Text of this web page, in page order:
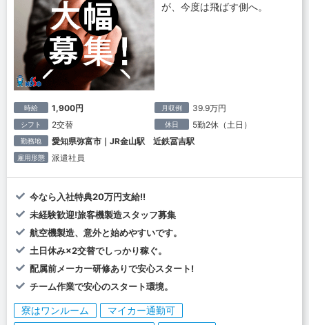
が、今度は飛ばす側へ。
時給 1,900円 月収例 39.9万円
シフト 2交替 休日 5勤2休（土日）
勤務地 愛知県弥富市｜JR金山駅 近鉄冨吉駅
雇用形態 派遣社員
今なら入社特典20万円支給!!
未経験歓迎!旅客機製造スタッフ募集
航空機製造、意外と始めやすいです。
土日休み×2交替でしっかり稼ぐ。
配属前メーカー研修ありで安心スタート!
チーム作業で安心のスタート環境。
寮はワンルーム
マイカー通勤可